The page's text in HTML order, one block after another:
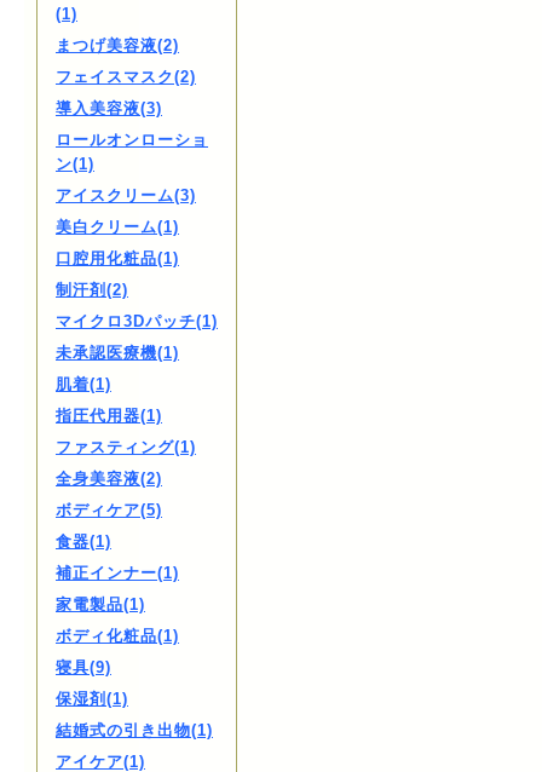
(1)
まつげ美容液(2)
フェイスマスク(2)
導入美容液(3)
ロールオンローショ
ン(1)
アイスクリーム(3)
美白クリーム(1)
口腔用化粧品(1)
制汗剤(2)
マイクロ3Dパッチ(1)
未承認医療機(1)
肌着(1)
指圧代用器(1)
ファスティング(1)
全身美容液(2)
ボディケア(5)
食器(1)
補正インナー(1)
家電製品(1)
ボディ化粧品(1)
寝具(9)
保湿剤(1)
結婚式の引き出物(1)
アイケア(1)